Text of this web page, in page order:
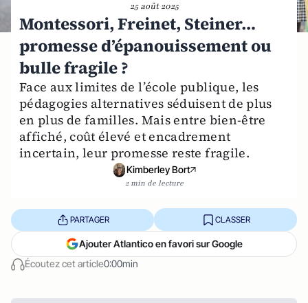
25 août 2025
Montessori, Freinet, Steiner…
promesse d’épanouissement ou
bulle fragile ?
Face aux limites de l’école publique, les
pédagogies alternatives séduisent de plus
en plus de familles. Mais entre bien-être
affiché, coût élevé et encadrement
incertain, leur promesse reste fragile.
Kimberley Bort
2 min de lecture
Écoutez cet article0:00min
PARTAGER CLASSER
Ajouter Atlantico en favori sur Google